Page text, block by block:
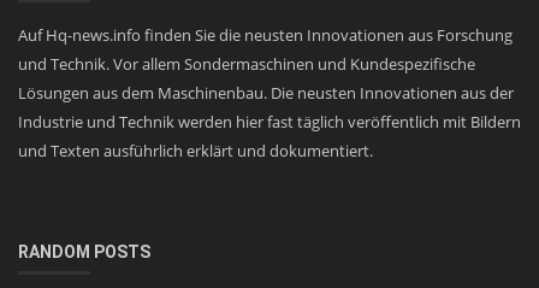
Auf Hq-news.info finden Sie die neusten Innovationen aus Forschung
und Technik. Vor allem Sondermaschinen und Kundespezifische
Lösungen aus dem Maschinenbau. Die neusten Innovationen aus der
Industrie und Technik werden hier fast täglich veröffentlich mit Bildern
und Texten ausführlich erklärt und dokumentiert.
RANDOM POSTS